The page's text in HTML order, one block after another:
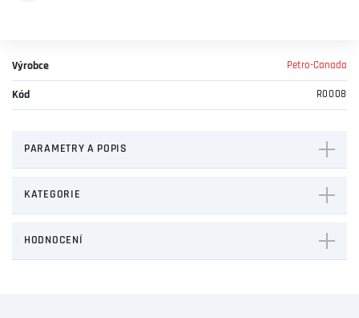
Výrobce Petro-Canada
Kód R0008
PARAMETRY A POPIS
KATEGORIE
HODNOCENÍ